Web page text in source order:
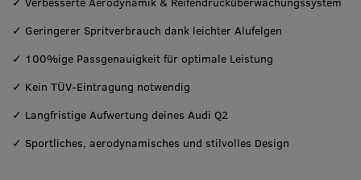
✓ Geringerer Spritverbrauch dank leichter Alufelgen
✓ 100%ige Passgenauigkeit für optimale Leistung
✓ Kein TÜV-Eintragung notwendig
✓ Langfristige Aufwertung deines Audi Q2
✓ Sportliches, aerodynamisches und stilvolles Design